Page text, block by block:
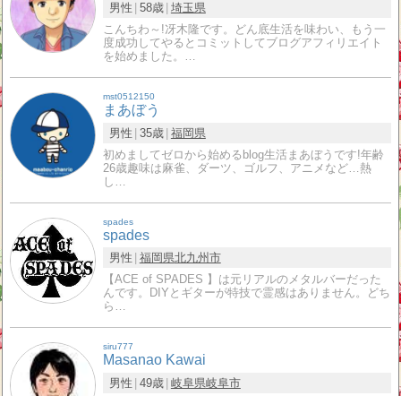
男性 58歳 埼玉県
こんちわ～!冴木隆です。どん底生活を味わい、もう一
度成功してやるとコミットしてブログアフィリエイト
を始めました。…
mst0512150
まあぼう
男性 35歳 福岡県
初めましてゼロから始めるblog生活まあぼうです!年齢
26歳趣味は麻雀、ダーツ、ゴルフ、アニメなど…熱
し…
spades
spades
男性 福岡県北九州市
【ACE of SPADES 】は元リアルのメタルバーだった
んです。DIYとギターが特技で霊感はありません。どち
ら…
siru777
Masanao Kawai
男性 49歳 岐阜県岐阜市